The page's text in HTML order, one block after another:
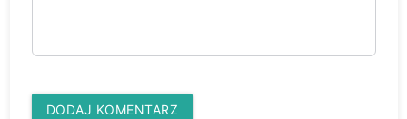
DODAJ KOMENTARZ